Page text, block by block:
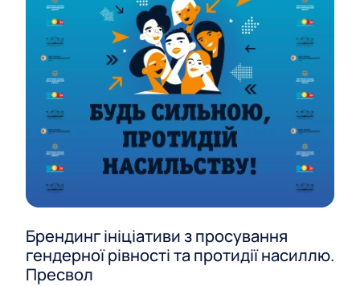
Брендинг ініціативи з просування
гендерної рівності та протидії насиллю.
Пресвол